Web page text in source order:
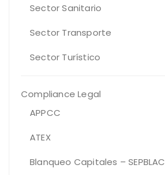
Sector Sanitario
Sector Transporte
Sector Turístico
Compliance Legal
APPCC
ATEX
Blanqueo Capitales – SEPBLAC